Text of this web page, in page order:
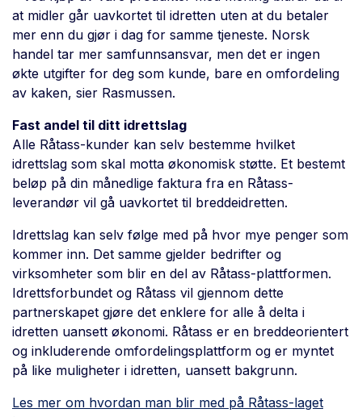
at midler går uavkortet til idretten uten at du betaler
mer enn du gjør i dag for samme tjeneste. Norsk
handel tar mer samfunnsansvar, men det er ingen
økte utgifter for deg som kunde, bare en omfordeling
av kaken, sier Rasmussen.
Fast andel til ditt idrettslag
Alle Råtass-kunder kan selv bestemme hvilket
idrettslag som skal motta økonomisk støtte. Et bestemt
beløp på din månedlige faktura fra en Råtass-
leverandør vil gå uavkortet til breddeidretten.
Idrettslag kan selv følge med på hvor mye penger som
kommer inn. Det samme gjelder bedrifter og
virksomheter som blir en del av Råtass-plattformen.
Idrettsforbundet og Råtass vil gjennom dette
partnerskapet gjøre det enklere for alle å delta i
idretten uansett økonomi. Råtass er en breddeorientert
og inkluderende omfordelingsplattform og er myntet
på like muligheter i idretten, uansett bakgrunn.
Les mer om hvordan man blir med på Råtass-laget